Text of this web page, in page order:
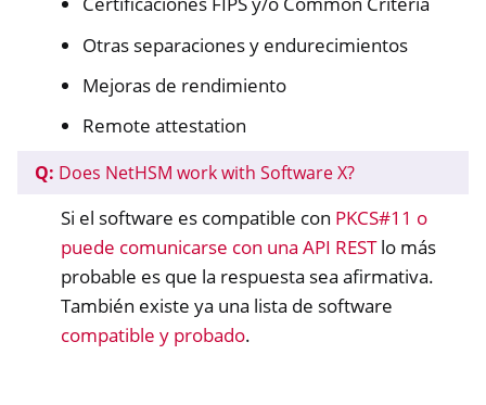
Otras separaciones y endurecimientos
Mejoras de rendimiento
Remote attestation
Q: Does NetHSM work with Software X?
Si el software es compatible con PKCS#11 o
puede comunicarse con una API RESTlo más
probable es que la respuesta sea afirmativa.
También existe ya una lista de software
compatible y probado.